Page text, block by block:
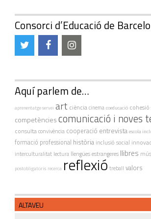
Consorci d’Educació de
Aquí parlem de…
aprenentatge servei art ciènciacinemacoeducació
competènciescomunicació i noves
consultaconvivència cooperació entrevistaescola
formació professional història inclusió social
interculturalitat lectura llengües estrangeres llibres
postobligatoris recerca reflexiótreball valors
ALTAVEU